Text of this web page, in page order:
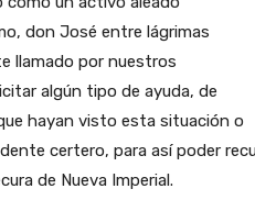
don José entre lágrimas
llamado por nuestros
algún tipo de ayuda, de
hayan visto esta situación o
certero, para así poder
de Nueva Imperial.